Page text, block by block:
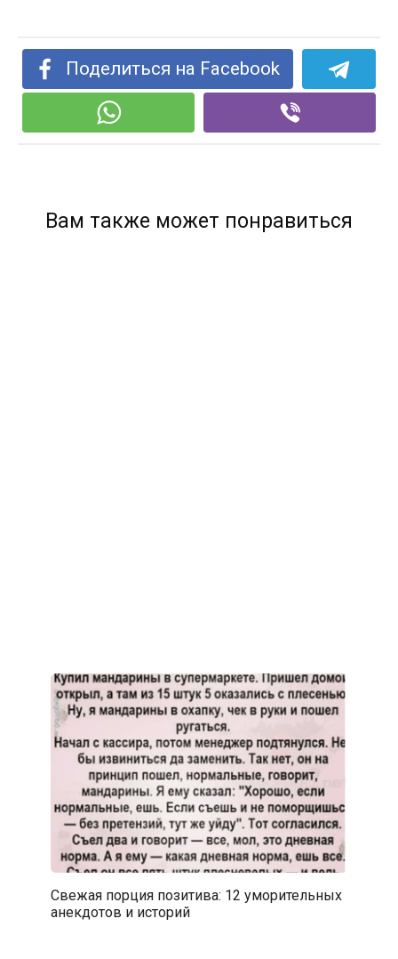
Поделиться на Facebook
Вам также может понравиться
Свежая порция позитива: 12 уморительных
анекдотов и историй